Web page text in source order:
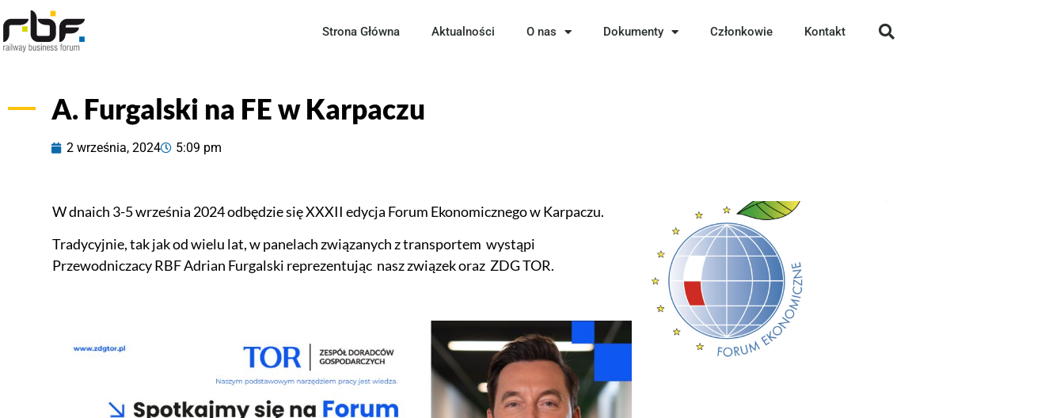
Strona Główna Aktualności O nas Dokumenty Członkowie Kontakt
A. Furgalski na FE w Karpaczu
2 września, 2024 5:09 pm
W dnaich 3-5 września 2024 odbędzie się XXXII edycja Forum Ekonomicznego w Karpaczu.
Tradycyjnie, tak jak od wielu lat, w panelach związanych z transportem wystąpi
Przewodniczacy RBF Adrian Furgalski reprezentując nasz związek oraz ZDG TOR.